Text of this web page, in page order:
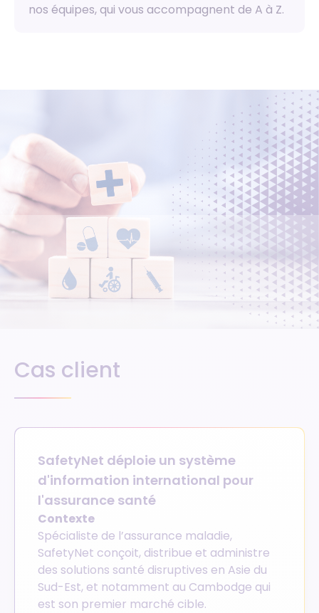
nos équipes, qui vous accompagnent de A à Z.
Cas client
SafetyNet déploie un système
d'information international pour
l'assurance santé
Contexte
Spécialiste de l’assurance maladie,
SafetyNet conçoit, distribue et administre
des solutions santé disruptives en Asie du
Sud-Est, et notamment au Cambodge qui
est son premier marché cible.